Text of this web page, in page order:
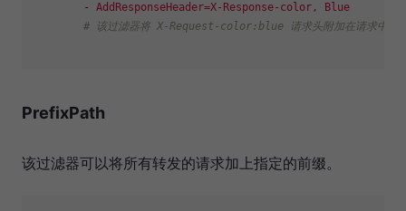
-
AddResponseHeader=X-Response-color,
Blue
# 该过滤器将 X-Request-color:blue 请求头附加在请求中
PrefixPath
该过滤器可以将所有转发的请求加上指定的前缀。